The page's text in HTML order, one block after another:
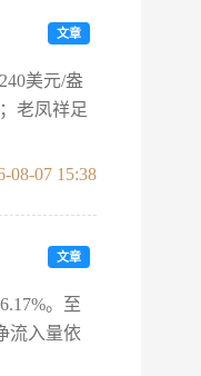
文章
美元/盎
老凤祥足
08-07 15:38
文章
。至
流入量依